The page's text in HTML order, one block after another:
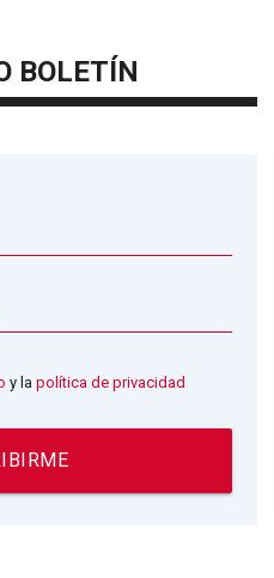
BOLETÍN
y lapolítica de privacidad